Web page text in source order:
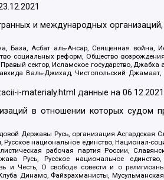
и международных
Асбат аль-Ансар, Священная война,
социальных реформ, Общество
сектор, Исламское государство,
Валь-Джихад, Чистопольский Джамаат,
i-materialy.html данные на06.12.2021
в отношении которых судом
Державы Русь, организация
национальное единство, Национал-
рабочая партия России,
Русь, Русское национальное
Честь, О свободе совести и о
Динамо, Файзрахманисты,